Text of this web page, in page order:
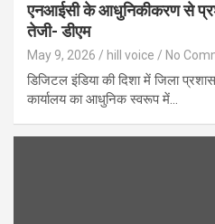
एनआईसी के आधुनिकीकरण से
तेजी- डीएम
May 9, 2026 hill voice No
डिजिटल इंडिया की दिशा में जिला
कार्यालय का आधुनिक स्वरूप में…